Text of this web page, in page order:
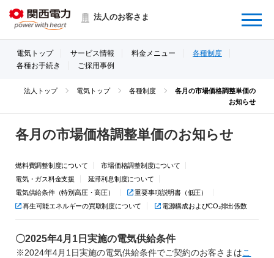
法人のお客さま
電気トップ サービス情報 料金メニュー
各種制度
各種お手続き
ご採用事例
法人トップ 電気トップ 各種制度
各月の市場価格調整単価の
お知らせ
各月の市場価格調整単価のお知らせ
燃料費調整制度について
市場価格調整制度について
電気・ガス料金支援
延滞利息制度について
電気供給条件（特別高圧・高圧）
重要事項説明書（低圧）
再生可能エネルギーの買取制度について
電源構成およびCO₂排出係数
〇2025年4月1日実施の電気供給条件
※2024年4月1日実施の電気供給条件でご契約のお客さまはこ